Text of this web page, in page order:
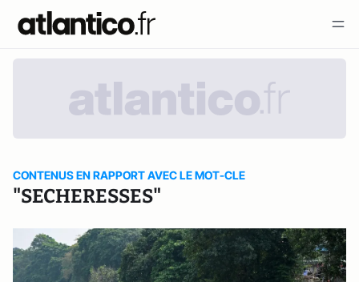
CONTENUS EN RAPPORT AVEC LE MOT-CLE
"SECHERESSES"